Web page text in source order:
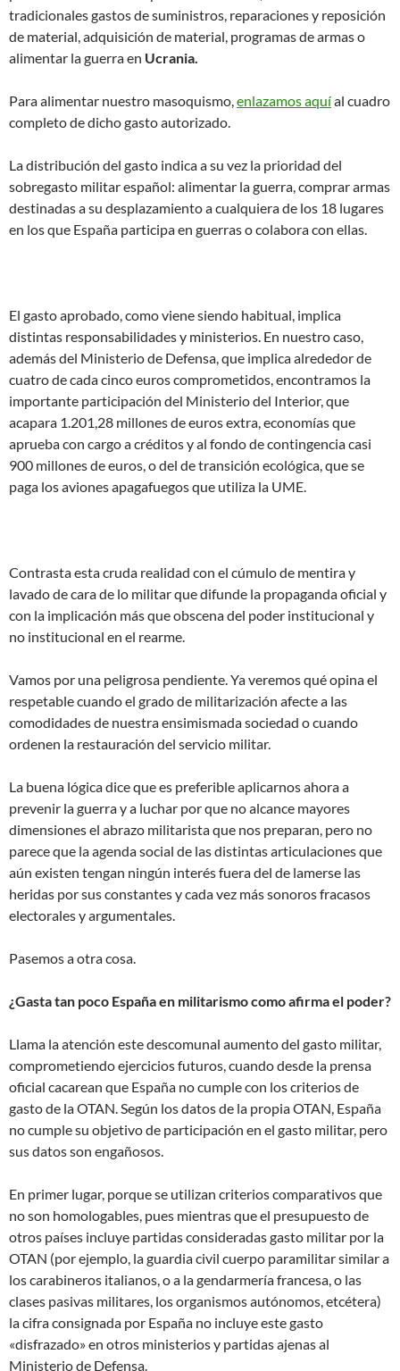
tradicionales gastos de suministros, reparaciones y reposición
de material, adquisición de material, programas de armas o
alimentar la guerra en Ucrania.
Para alimentar nuestro masoquismo,enlazamos aquíal cuadro
completo de dicho gasto autorizado.
La distribución del gasto indica a su vez la prioridad del
sobregasto militar español: alimentar la guerra, comprar armas
destinadas a su desplazamiento a cualquiera de los 18 lugares
en los que España participa en guerras o colabora con ellas.
El gasto aprobado, como viene siendo habitual, implica
distintas responsabilidades y ministerios. En nuestro caso,
además del Ministerio de Defensa, que implica alrededor de
cuatro de cada cinco euros comprometidos, encontramos la
importante participación del Ministerio del Interior, que
acapara 1.201,28 millones de euros extra, economías que
aprueba con cargo a créditos y al fondo de contingencia casi
900 millones de euros, o del de transición ecológica, que se
paga los aviones apagafuegos que utiliza la UME.
Contrasta esta cruda realidad con el cúmulo de mentira y
lavado de cara de lo militar que difunde la propaganda oficial y
con la implicación más que obscena del poder institucional y
no institucional en el rearme.
Vamos por una peligrosa pendiente. Ya veremos qué opina el
respetable cuando el grado de militarización afecte a las
comodidades de nuestra ensimismada sociedad o cuando
ordenen la restauración del servicio militar.
La buena lógica dice que es preferible aplicarnos ahora a
prevenir la guerra y a luchar por que no alcance mayores
dimensiones el abrazo militarista que nos preparan, pero no
parece que la agenda social de las distintas articulaciones que
aún existen tengan ningún interés fuera del de lamerse las
heridas por sus constantes y cada vez más sonoros fracasos
electorales y argumentales.
Pasemos a otra cosa.
¿Gasta tan poco España en militarismo como afirma el poder?
Llama la atención este descomunal aumento del gasto militar,
comprometiendo ejercicios futuros, cuando desde la prensa
oficial cacarean que España no cumple con los criterios de
gasto de la OTAN. Según los datos de la propia OTAN, España
no cumple su objetivo de participación en el gasto militar, pero
sus datos son engañosos.
En primer lugar, porque se utilizan criterios comparativos que
no son homologables, pues mientras que el presupuesto de
otros países incluye partidas consideradas gasto militar por la
OTAN (por ejemplo, la guardia civil cuerpo paramilitar similar a
los carabineros italianos, o a la gendarmería francesa, o las
clases pasivas militares, los organismos autónomos, etcétera)
la cifra consignada por España no incluye este gasto
«disfrazado» en otros ministerios y partidas ajenas al
Ministerio de Defensa.